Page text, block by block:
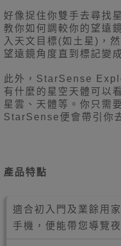
好像捉住你雙手去尋找
教你如何調較你的望遠
入天文目標(如土星)，
望遠鏡角度直到標記變
此外，StarSense
有什麼的星空天體可以
星雲、天體等。你只需
StarSense便會帶引你
產品特點
適合初入門及業餘用
手機，便能帶您導覽夜